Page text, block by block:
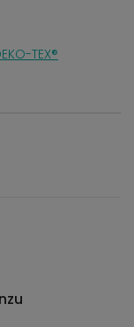
TEX®